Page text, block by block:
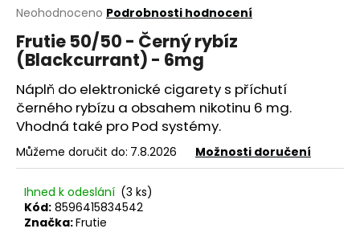
Průměrné
produktu
je
0,0
z
5
hvězdiček.
Neohodnoceno Podrobnosti hodnocení
Frutie 50/50 - Černý rybíz
(Blackcurrant) - 6mg
Náplň do elektronické cigarety s příchutí
černého rybízu a obsahem nikotinu 6 mg.
Vhodná také pro Pod systémy.
Můžeme doručit do: 7.8.2026 Možnosti doručení
Ihned k odeslání (3 ks)
Kód: 8596415834542
Značka:Frutie
a
j
í
t
?
HLEDAT